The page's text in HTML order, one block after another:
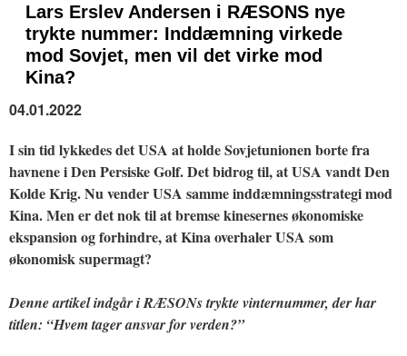
Lars Erslev Andersen i RÆSONS nye
trykte nummer: Inddæmning virkede
mod Sovjet, men vil det virke mod
Kina?
04.01.2022
I sin tid lykkedes det USA at holde Sovjetunionen borte fra
havnene i Den Persiske Golf. Det bidrog til, at USA vandt Den
Kolde Krig. Nu vender USA samme inddæmningsstrategi mod
Kina. Men er det nok til at bremse kinesernes økonomiske
ekspansion og forhindre, at Kina overhaler USA som
økonomisk supermagt?
Denne artikel indgår i RÆSONs trykte vinternummer, der har
titlen: “Hvem tager ansvar for verden?”